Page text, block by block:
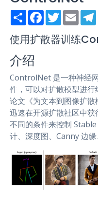
S
h
r
e
F
a
e
b
T
w
t
t
E
m
i
l g
使用扩散器训练
介绍
ControlNet 是一种神经
件，可以对扩散模型进
论文《为文本到图像扩
迅速在开源扩散社区中
不同的条件来控制
计、深度图、Canny 边缘